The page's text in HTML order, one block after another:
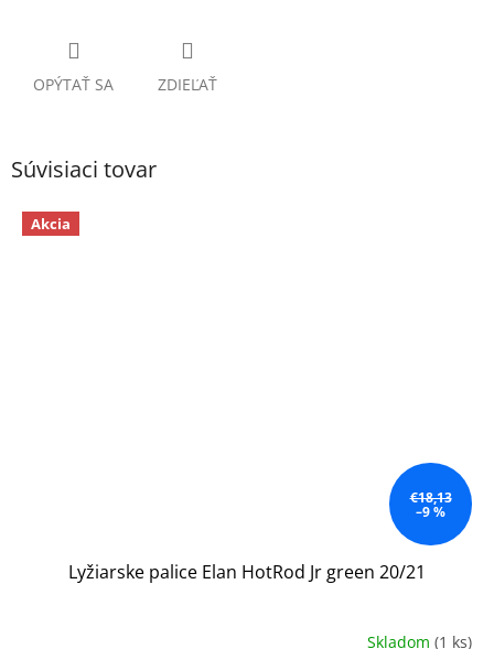
OPÝTAŤ SA ZDIEĽAŤ
Súvisiaci tovar
Akcia
€18,13
–9 %
Lyžiarske palice Elan HotRod Jr green 20/21
Skladom (1 ks)